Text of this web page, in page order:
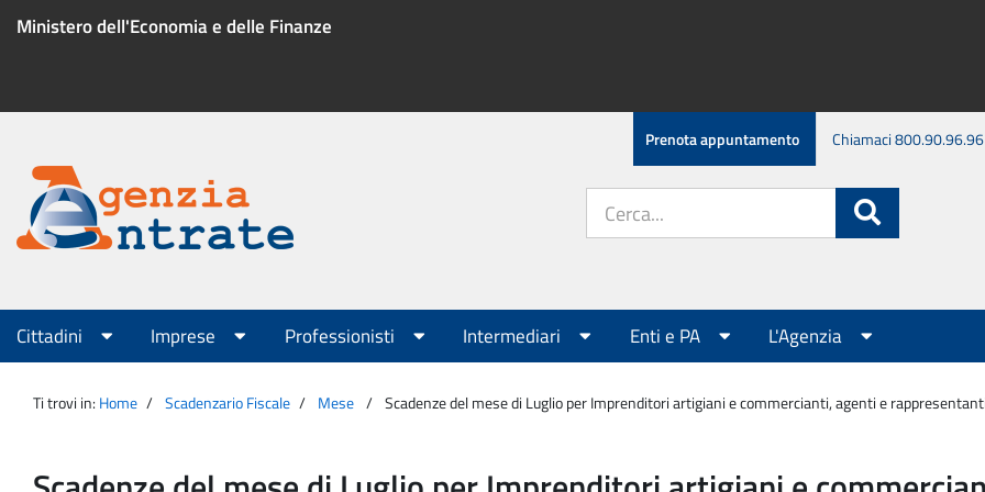
Ministero dell'Economia e delle Finanze
Menu
servizio
Prenota appuntamento Chiamaci 800.90.96.96
Agenzia
Entrate
sito:
Menu
principale
Cittadini Imprese Professionisti Intermediari Enti e PA L'Agenzia
Ti trovi in: Home Scadenzario Fiscale Mese Scadenze del mese di Luglio per Imprenditori artigiani e commercianti, agenti e